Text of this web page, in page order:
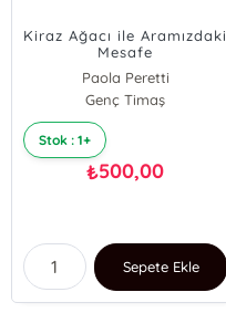
Kiraz Ağacı ile Aramızdaki
Mesafe
Paola Peretti
Genç Timaş
Stok : 1+
₺500,00
Sepete Ekle